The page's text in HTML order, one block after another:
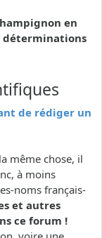
en
déterminations
de rédiger un
même chose, il
à moins
noms français-
et autres
ce forum !